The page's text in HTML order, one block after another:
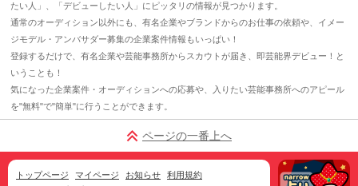
たい人」、「デビューしたい人」にピッタリの情報が見つかります。
通常のオーディション以外にも、有名企業やブランドからのお仕事の依頼や、イメー
ジモデル・アンバサダー募集の企業案件情報もいっぱい！
登録するだけで、有名企業や芸能事務所からスカウトが届き、即芸能界デビュー！と
いうことも！
気になった企業案件・オーディションへの応募や、入りたい芸能事務所へのアピール
を"無料"で"簡単"に行うことができます。
ページの一番上へ
トップページ マイページ お知らせ
利用規約